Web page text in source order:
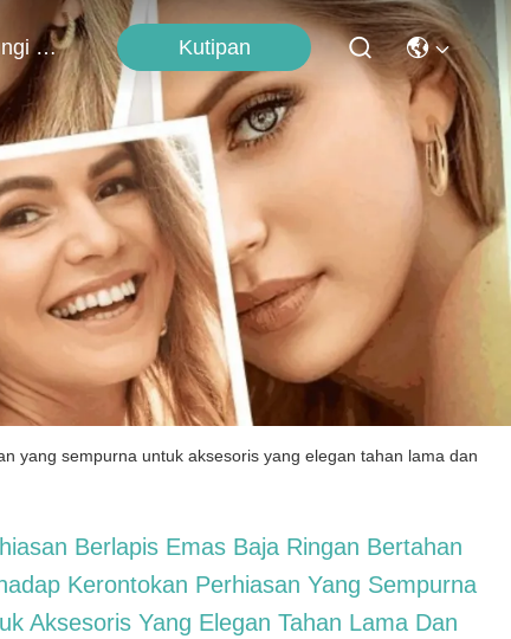
Hubungi Kami Kutipan
yang sempurna untuk aksesoris yang elegan tahan lama dan
Berlapis Emas Baja Ringan Bertahan
Kerontokan Perhiasan Yang Sempurna
Aksesoris Yang Elegan Tahan Lama Dan